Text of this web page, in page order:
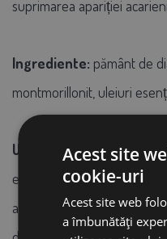
suprimarea apariției
Ingrediente: pământ de
montmorillonit, uleiuri
Utilizare:Utilizați chiar și în
exclusiv sub formă uscată.
aplicator pe suprafata din
Acest site
cookie-uri
Acest site web
a îmbunătăți